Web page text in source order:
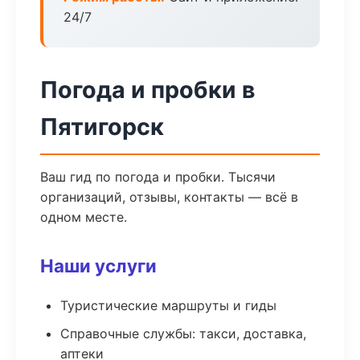
24/7
Погода и пробки в
Пятигорск
Ваш гид по погода и пробки. Тысячи
организаций, отзывы, контакты — всё в
одном месте.
Наши услуги
Туристические маршруты и гиды
Справочные службы: такси, доставка,
аптеки